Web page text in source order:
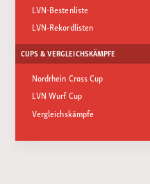
LVN-Bestenliste
LVN-Rekordlisten
CUPS & VERGLEICHSKÄMPFE
Nordrhein Cross Cup
LVN Wurf Cup
Vergleichskämpfe